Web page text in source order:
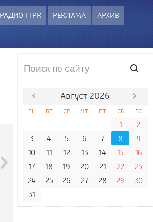
РАДИО ГТРК РЕКЛАМА АРХИВ
Август 2026
ПН ВТ СР ЧТ ПТ СБ ВС
1
2
3
4 5 6 7 8
9
10
11 12 13 14 15
16
17
18 19 20 21 22
23
24
25 26 27 28 29
30
31
›